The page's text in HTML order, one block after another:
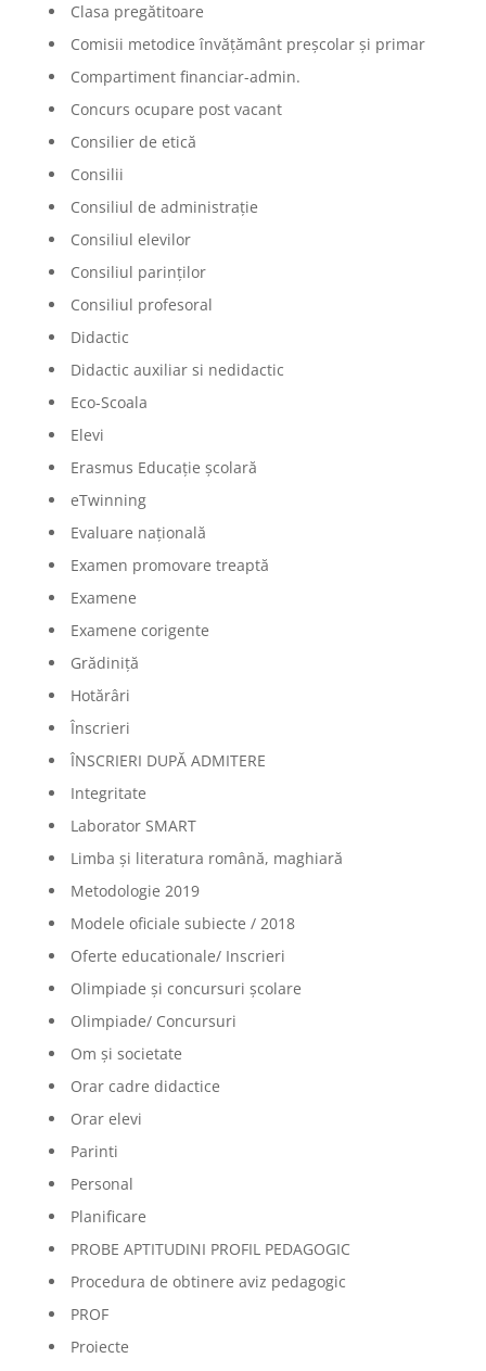
Clasa pregătitoare
Comisii metodice învățământ preșcolar și primar
Compartiment financiar-admin.
Concurs ocupare post vacant
Consilier de etică
Consilii
Consiliul de administrație
Consiliul elevilor
Consiliul parinților
Consiliul profesoral
Didactic
Didactic auxiliar si nedidactic
Eco-Scoala
Elevi
Erasmus Educație școlară
eTwinning
Evaluare națională
Examen promovare treaptă
Examene
Examene corigente
Grădiniță
Hotărâri
Înscrieri
ÎNSCRIERI DUPĂ ADMITERE
Integritate
Laborator SMART
Limba şi literatura română, maghiară
Metodologie 2019
Modele oficiale subiecte / 2018
Oferte educationale/ Inscrieri
Olimpiade şi concursuri şcolare
Olimpiade/ Concursuri
Om și societate
Orar cadre didactice
Orar elevi
Parinti
Personal
Planificare
PROBE APTITUDINI PROFIL PEDAGOGIC
Procedura de obtinere aviz pedagogic
PROF
Proiecte